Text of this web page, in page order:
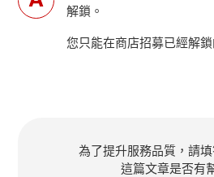
解鎖。
您只能在商店招募已經解鎖
為了提升服務品質，請填
這篇文章是否有